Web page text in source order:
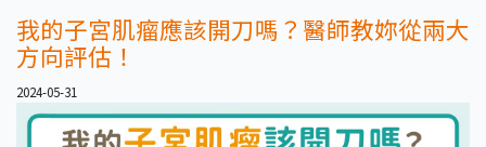
我的子宮肌瘤應該開刀嗎？醫師教妳從兩大
方向評估！
2024-05-31